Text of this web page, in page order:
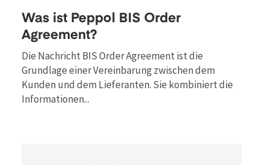
Was ist Peppol BIS Order
Agreement?
Die Nachricht BIS Order Agreement ist die
Grundlage einer Vereinbarung zwischen dem
Kunden und dem Lieferanten. Sie kombiniert die
Informationen...